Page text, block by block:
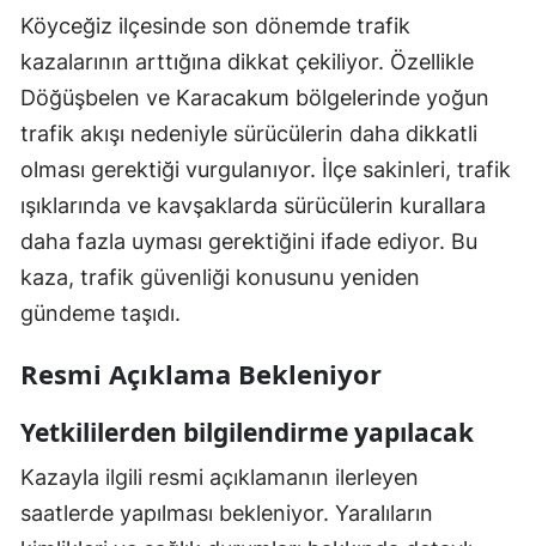
Köyceğiz ilçesinde son dönemde trafik
kazalarının arttığına dikkat çekiliyor. Özellikle
Döğüşbelen ve Karacakum bölgelerinde yoğun
trafik akışı nedeniyle sürücülerin daha dikkatli
olması gerektiği vurgulanıyor. İlçe sakinleri, trafik
ışıklarında ve kavşaklarda sürücülerin kurallara
daha fazla uyması gerektiğini ifade ediyor. Bu
kaza, trafik güvenliği konusunu yeniden
gündeme taşıdı.
Resmi Açıklama Bekleniyor
Yetkililerden bilgilendirme yapılacak
Kazayla ilgili resmi açıklamanın ilerleyen
saatlerde yapılması bekleniyor. Yaralıların